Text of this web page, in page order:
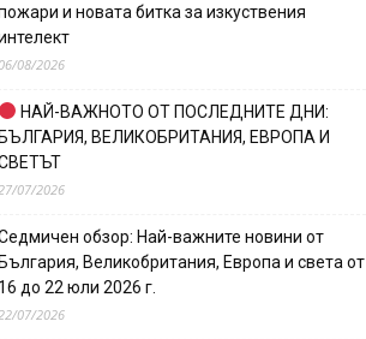
и новата битка за изкуствения
08/2026
НАЙ-ВАЖНОТО ОТ ПОСЛЕДНИТЕ ДНИ:
ВЕЛИКОБРИТАНИЯ, ЕВРОПА И
07/2026
обзор: Най-важните новини от
Великобритания, Европа и света от
до 22 юли 2026 г.
07/2026